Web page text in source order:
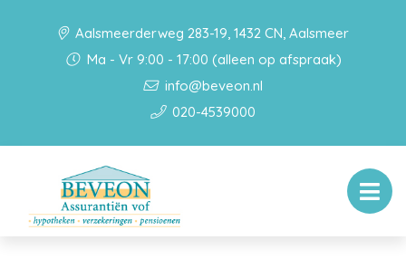
Aalsmeerderweg 283-19, 1432 CN, Aalsmeer
Ma - Vr 9:00 - 17:00 (alleen op afspraak)
info@beveon.nl
020-4539000